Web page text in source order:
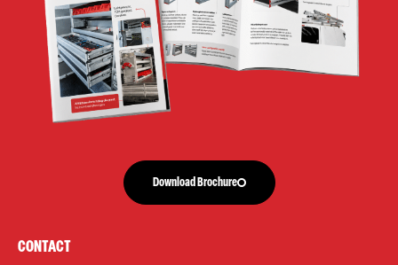
Download Brochure
CONTACT